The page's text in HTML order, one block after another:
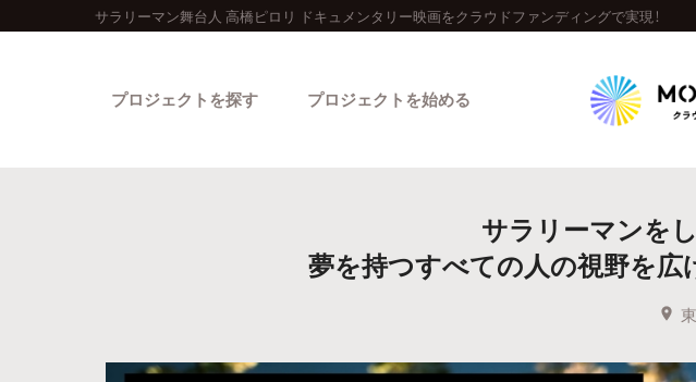
サラリーマン舞台人 高橋ピロリ ドキュメンタリー映画をクラウドファンディングで実現！
プロジェクトを探す
人気のプロジェクト 新
カテゴリーから探す タグから探す キュ
プロジェクトを始める
サラリーマンを
夢を持つすべての人の視野を広